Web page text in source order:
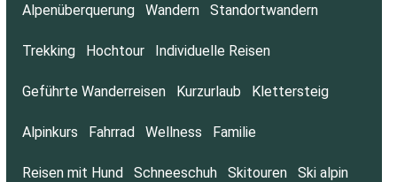
Alpenüberquerung Wandern Standortwandern
Trekking Hochtour Individuelle Reisen
Geführte Wanderreisen Kurzurlaub Klettersteig
Alpinkurs Fahrrad Wellness Familie
Reisen mit Hund Schneeschuh Skitouren Ski alpin